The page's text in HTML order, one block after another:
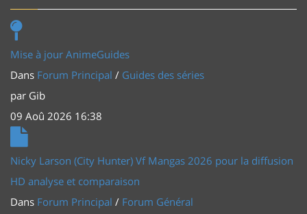
Mise à jour AnimeGuides
Dans Forum Principal / Guides des séries
par Gib
09 Aoû 2026 16:38
Nicky Larson (City Hunter) Vf Mangas 2026 pour la diffusion
HD analyse et comparaison
Dans Forum Principal / Forum Général